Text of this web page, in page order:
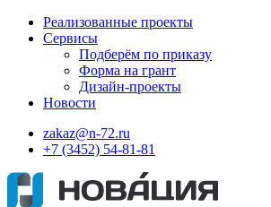
Реализованные проекты
Сервисы
Подберём по приказу
Форма на грант
Дизайн-проекты
Новости
zakaz@n-72.ru
+7 (3452) 54-81-81